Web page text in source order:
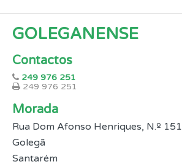
GOLEGANENSE
Contactos
249 976 251
249 976 251
Morada
Rua Dom Afonso Henriques, N.º 151
Golegã
Santarém